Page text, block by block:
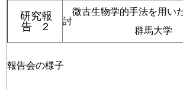
研究報
告 2
微古生物学的手法を用い
討
群馬大
報告会の様子